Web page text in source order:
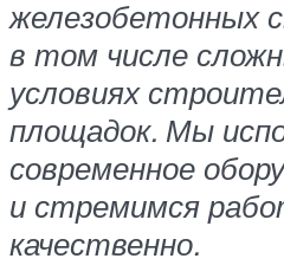
железобетонных
в том числе
условиях
площадок. Мы
современное
и стремимся
качественно.